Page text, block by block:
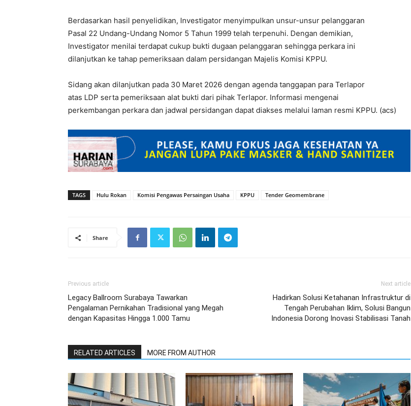
Berdasarkan hasil penyelidikan, Investigator menyimpulkan unsur-unsur pelanggaran
Pasal 22 Undang-Undang Nomor 5 Tahun 1999 telah terpenuhi. Dengan demikian,
Investigator menilai terdapat cukup bukti dugaan pelanggaran sehingga perkara ini
dilanjutkan ke tahap pemeriksaan dalam persidangan Majelis Komisi KPPU.
Sidang akan dilanjutkan pada 30 Maret 2026 dengan agenda tanggapan para Terlapor
atas LDP serta pemeriksaan alat bukti dari pihak Terlapor. Informasi mengenai
perkembangan perkara dan jadwal persidangan dapat diakses melalui laman resmi KPPU. (acs)
TAGS Hulu Rokan Komisi Pengawas Persaingan Usaha KPPU Tender Geomembrane
Share
Previous article
Legacy Ballroom Surabaya Tawarkan
Pengalaman Pernikahan Tradisional yang Megah
dengan Kapasitas Hingga 1.000 Tamu
Next article
Hadirkan Solusi Ketahanan Infrastruktur di
Tengah Perubahan Iklim, Solusi Bangun
Indonesia Dorong Inovasi Stabilisasi Tanah
RELATED ARTICLES MORE FROM AUTHOR